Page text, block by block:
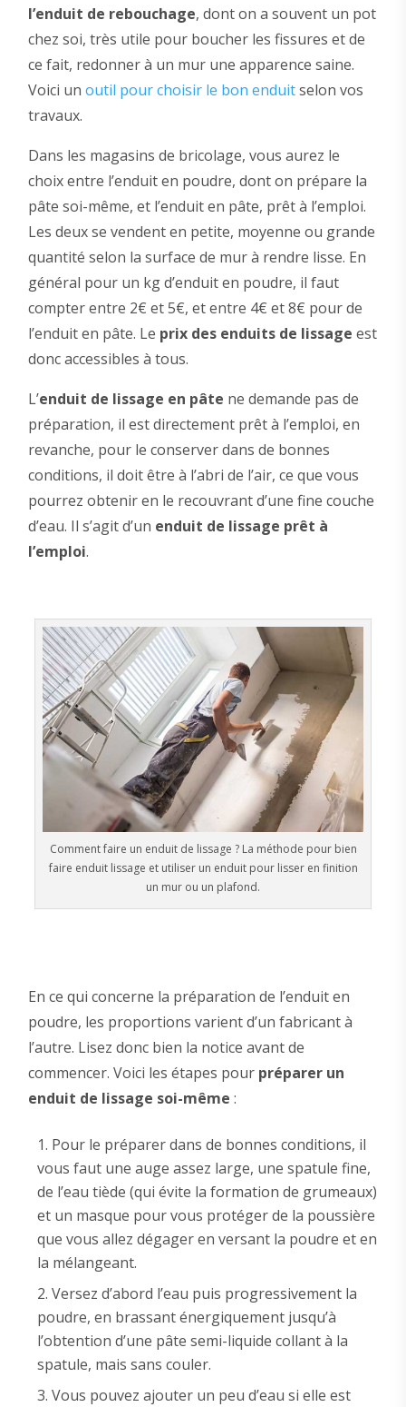
l’enduit de rebouchage, dont on a souvent un pot
chez soi, très utile pour boucher les fissures et de
ce fait, redonner à un mur une apparence saine.
Voici un outil pour choisir le bon enduitselon vos
travaux.
Dans les magasins de bricolage, vous aurez le
choix entre l’enduit en poudre, dont on prépare la
pâte soi-même, et l’enduit en pâte, prêt à l’emploi.
Les deux se vendent en petite, moyenne ou grande
quantité selon la surface de mur à rendre lisse. En
général pour un kg d’enduit en poudre, il faut
compter entre 2€ et 5€, et entre 4€ et 8€ pour de
l’enduit en pâte. Le prix des enduits de lissage est
donc accessibles à tous.
L’enduit de lissage en pâte ne demande pas de
préparation, il est directement prêt à l’emploi, en
revanche, pour le conserver dans de bonnes
conditions, il doit être à l’abri de l’air, ce que vous
pourrez obtenir en le recouvrant d’une fine couche
d’eau. Il s’agit d’un enduit de lissage prêt à
l’emploi.
Comment faire un enduit de lissage ? La méthode pour bien
faire enduit lissage et utiliser un enduit pour lisser en finition
un mur ou un plafond.
En ce qui concerne la préparation de l’enduit en
poudre, les proportions varient d’un fabricant à
l’autre. Lisez donc bien la notice avant de
commencer. Voici les étapes pour préparer un
enduit de lissage soi-même :
Pour le préparer dans de bonnes conditions, il
vous faut une auge assez large, une spatule fine,
de l’eau tiède (qui évite la formation de grumeaux)
et un masque pour vous protéger de la poussière
que vous allez dégager en versant la poudre et en
la mélangeant.
Versez d’abord l’eau puis progressivement la
poudre, en brassant énergiquement jusqu’à
l’obtention d’une pâte semi-liquide collant à la
spatule, mais sans couler.
Vous pouvez ajouter un peu d’eau si elle est